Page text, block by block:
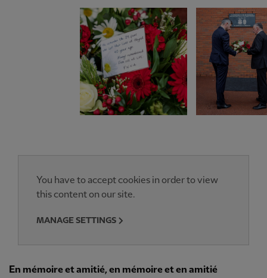
You have to accept cookies in order to view
this content on our site.
MANAGE SETTINGS
En mémoire et amitié, en mémoire et en amitié